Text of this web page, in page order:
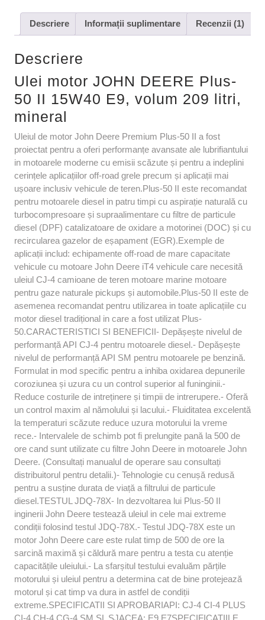
Descriere Informații suplimentare Recenzii (1)
Descriere
Ulei motor JOHN DEERE Plus-
50 II 15W40 E9, volum 209 litri,
mineral
Uleiul de motor John Deere Premium Plus-50 II a fost
proiectat pentru a oferi performanțe avansate ale lubrifiantului
in motoarele moderne cu emisii scăzute și pentru a indeplini
cerințele aplicațiilor off-road grele precum și aplicații mai
ușoare inclusiv vehicule de teren.Plus-50 II este recomandat
pentru motoarele diesel in patru timpi cu aspirație naturală cu
turbocompresoare și supraalimentare cu filtre de particule
diesel (DPF) catalizatoare de oxidare a motorinei (DOC) și cu
recircularea gazelor de eșapament (EGR).Exemple de
aplicații includ: echipamente off-road de mare capacitate
vehicule cu motoare John Deere iT4 vehicule care necesită
uleiul CJ-4 camioane de teren motoare marine motoare
pentru gaze naturale pickups și automobile.Plus-50 II este de
asemenea recomandat pentru utilizarea in toate aplicațiile cu
motor diesel tradițional in care a fost utilizat Plus-
50.CARACTERISTICI SI BENEFICII- Depășește nivelul de
performanță API CJ-4 pentru motoarele diesel.- Depășește
nivelul de performanță API SM pentru motoarele pe benzină.
Formulat in mod specific pentru a inhiba oxidarea depunerile
coroziunea și uzura cu un control superior al funinginii.-
Reduce costurile de intreținere și timpii de intrerupere.- Oferă
un control maxim al nămolului și lacului.- Fluiditatea excelentă
la temperaturi scăzute reduce uzura motorului la vreme
rece.- Intervalele de schimb pot fi prelungite pană la 500 de
ore cand sunt utilizate cu filtre John Deere in motoarele John
Deere. (Consultați manualul de operare sau consultați
distribuitorul pentru detalii.)- Tehnologie cu cenușă redusă
pentru a susține durata de viață a filtrului de particule
diesel.TESTUL JDQ-78X- In dezvoltarea lui Plus-50 II
inginerii John Deere testează uleiul in cele mai extreme
condiții folosind testul JDQ-78X.- Testul JDQ-78X este un
motor John Deere care este rulat timp de 500 de ore la
sarcină maximă și căldură mare pentru a testa cu atenție
capacitățile uleiului.- La sfarșitul testului evaluăm părțile
motorului și uleiul pentru a determina cat de bine protejează
motorul și cat timp va dura in astfel de condiții
extreme.SPECIFICATII SI APROBARIAPI: CJ-4 CI-4 PLUS